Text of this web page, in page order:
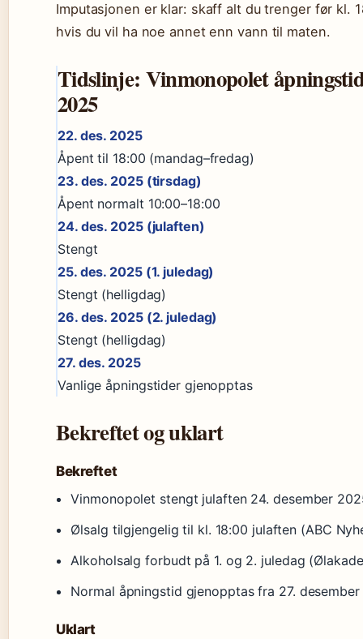
Imputasjonen er klar: skaff alt du trenger før kl.
hvis du vil ha noe annet enn vann til maten.
Tidslinje: Vinmonopolet
2025
22. des. 2025
Åpent til 18:00 (mandag–fredag)
23. des. 2025 (tirsdag)
Åpent normalt 10:00–18:00
24. des. 2025 (julaften)
Stengt
25. des. 2025 (1. juledag)
Stengt (helligdag)
26. des. 2025 (2. juledag)
Stengt (helligdag)
27. des. 2025
Vanlige åpningstider gjenopptas
Bekreftet og uklart
Bekreftet
Vinmonopolet stengt julaften 24. desember
Ølsalg tilgjengelig til kl. 18:00 julaften (ABC
Alkoholsalg forbudt på 1. og 2. juledag
Normal åpningstid gjenopptas fra 27.
Uklart